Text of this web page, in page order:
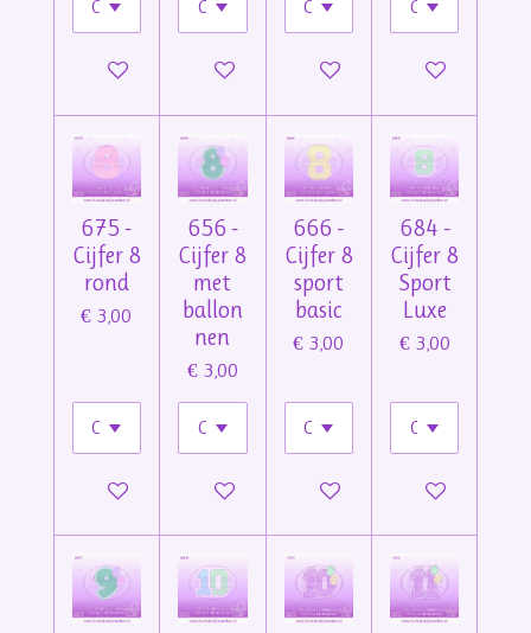
In winkelwagenIn winkelwagenIn winkelwagenIn winkelwagen
675 -
Cijfer 8
rond
€ 3,00
In winkelwagen
656 -
Cijfer 8
met
ballon
nen
€ 3,00
In winkelwagen
666 -
Cijfer 8
sport
basic
€ 3,00
In winkelwagen
684 -
Cijfer 8
Sport
Luxe
€ 3,00
In winkelwagen